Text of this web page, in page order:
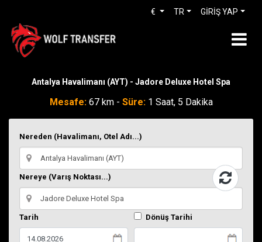
GİRİŞ YAP
TR
€
Antalya Havalimanı (AYT) - Jadore Deluxe Hotel Spa
Mesafe:67 km - Süre:1 Saat, 5 Dakika
Nereden (Havalimanı, Otel Adı...)
Nereye (Varış Noktası...)
Tarih Dönüş Tarihi